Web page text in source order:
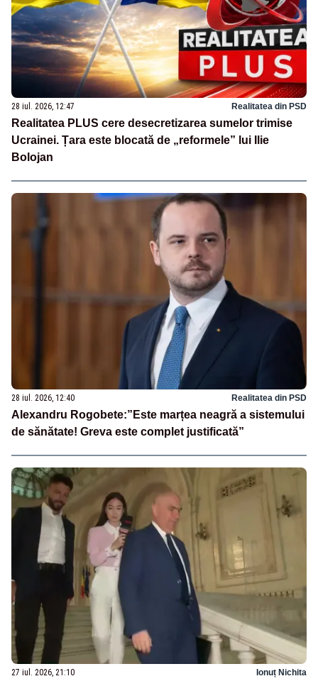
28 iul. 2026, 12:47 Realitatea din PSD
Realitatea PLUS cere desecretizarea sumelor trimise
Ucrainei. Țara este blocată de „reformele” lui Ilie
Bolojan
28 iul. 2026, 12:40 Realitatea din PSD
Alexandru Rogobete:”Este marțea neagră a sistemului
de sănătate! Greva este complet justificată”
27 iul. 2026, 21:10 Ionuț Nichita